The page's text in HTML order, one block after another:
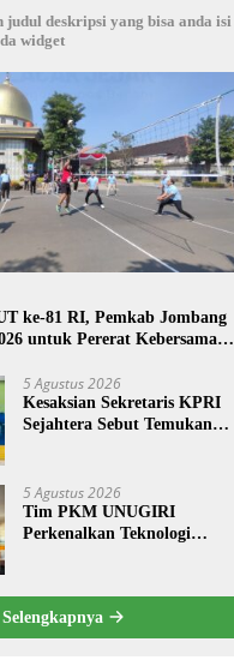
judul deskripsi yang bisa anda isi
widget
ke-81 RI, Pemkab Jombang
untuk Pererat Kebersamaan
5 Agustus 2026
Kesaksian Sekretaris KPRI
Sejahtera Sebut Temukan
5 Agustus 2026
Tim PKM UNUGIRI
Perkenalkan Teknologi
kepada Nelayan Tuban
Selengkapnya